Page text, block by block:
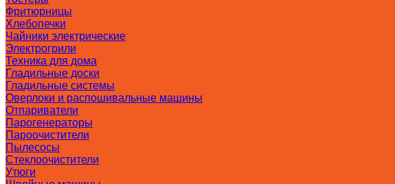
Фритюрницы
Хлебопечки
Чайники электрические
Электрогрили
Техника для дома
Гладильные доски
Гладильные системы
Оверлоки и распошивальные машины
Отпариватели
Парогенераторы
Пароочистители
Пылесосы
Стеклоочистители
Утюги